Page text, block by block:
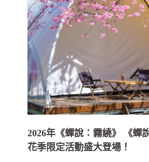
2026年《蟬說：霧繞》 《蟬
花季限定活動盛大登場！